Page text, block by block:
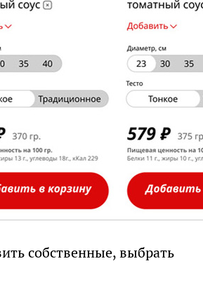
собственные, выбрать